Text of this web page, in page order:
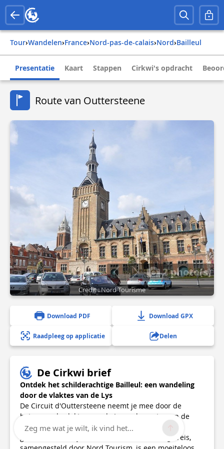
Tour› Wandelen› france› nord-pas-de-calais› nord› bailleul
Presentatie Kaart Stappen Cirkwi's opdracht
Route van Outtersteene
2 photo(s)
Credit : Nord Tourisme
Download PDF Download GPX
Raadpleeg op applicatie Delen
De Cirkwi brief
Ontdek het schilderachtige Bailleul: een wandeling
door de vlaktes van de Lys
De Circuit d'Outtersteene neemt je mee door de
betoverende vlaktes van de Lys, gelegen tussen de
charmante Monts de Flandres en de serene,
gekanaliseerde Lysrivier. Deze schilderachtige reis,
Zeg me wat je wilt, ik vind het...